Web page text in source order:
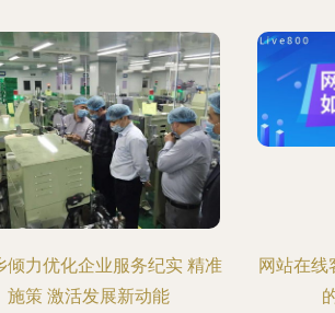
倾力优化企业服务纪实 精准
施策 激活发展新动能
网站在线